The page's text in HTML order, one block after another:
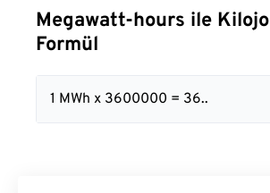
Megawatt-hours ile
Formül
1 MWh x 3600000 = 36..